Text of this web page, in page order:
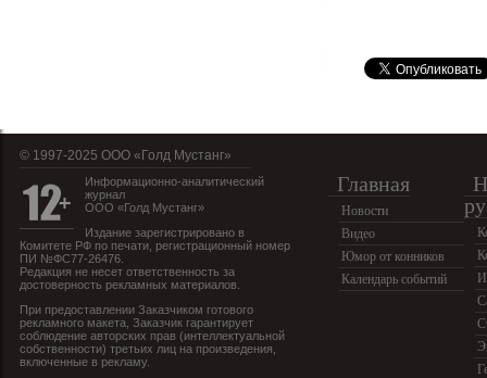
© 1997-2025 OOO «Голд Мустанг»
Информационно-аналитический
журнал
ООО «Голд Мустанг»
Издание зарегистрировано в
Комитете РФ по печати, регистрационный номер
ПИ №ФС77-26476.
Редакция не несет ответственность за
достоверность рекламных материалов.
При предоставлении Заказчиком готового
рекламного макета, Заказчик гарантирует
соблюдение авторских прав (интеллектуальной
собственности) третьих лиц на произведения,
включенные в рекламу.
Главная
Новости
Видео
Юмор от конников
Календарь событий